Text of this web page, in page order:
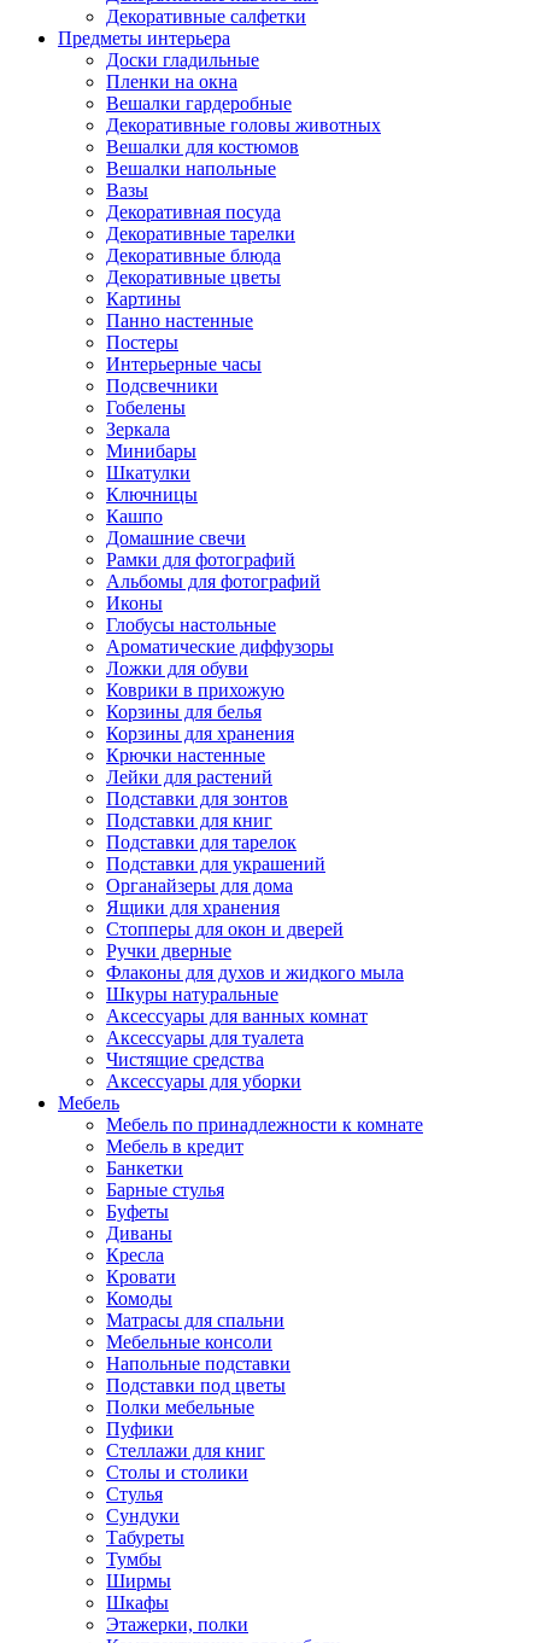
Декоративные салфетки
Предметы интерьера
Доски гладильные
Пленки на окна
Вешалки гардеробные
Декоративные головы животных
Вешалки для костюмов
Вешалки напольные
Вазы
Декоративная посуда
Декоративные тарелки
Декоративные блюда
Декоративные цветы
Картины
Панно настенные
Постеры
Интерьерные часы
Подсвечники
Гобелены
Зеркала
Минибары
Шкатулки
Ключницы
Кашпо
Домашние свечи
Рамки для фотографий
Альбомы для фотографий
Иконы
Глобусы настольные
Ароматические диффузоры
Ложки для обуви
Коврики в прихожую
Корзины для белья
Корзины для хранения
Крючки настенные
Лейки для растений
Подставки для зонтов
Подставки для книг
Подставки для тарелок
Подставки для украшений
Органайзеры для дома
Ящики для хранения
Стопперы для окон и дверей
Ручки дверные
Флаконы для духов и жидкого мыла
Шкуры натуральные
Аксессуары для ванных комнат
Аксессуары для туалета
Чистящие средства
Аксессуары для уборки
Мебель
Мебель по принадлежности к комнате
Мебель в кредит
Банкетки
Барные стулья
Буфеты
Диваны
Кресла
Кровати
Комоды
Матрасы для спальни
Мебельные консоли
Напольные подставки
Подставки под цветы
Полки мебельные
Пуфики
Стеллажи для книг
Столы и столики
Стулья
Сундуки
Табуреты
Тумбы
Ширмы
Шкафы
Этажерки, полки